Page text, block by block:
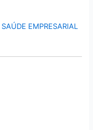
EMPRESARIAL